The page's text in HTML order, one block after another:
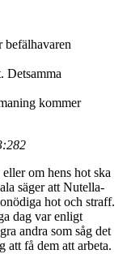
befälhavaren
Detsamma
kommer
om hens hot ska
säger att Nutella-
hot och straff.
dag var enligt
andra som såg det
att få dem att arbeta.